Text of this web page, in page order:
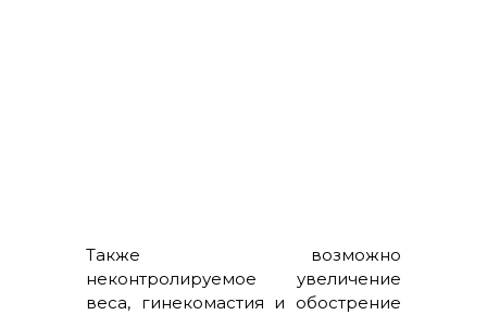
Также возможно
неконтролируемое увеличение
веса, гинекомастия и обострение